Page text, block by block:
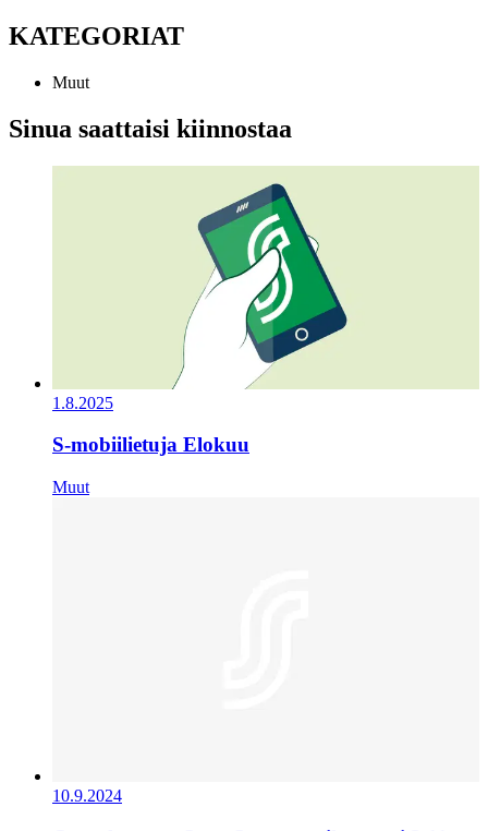
KATEGORIAT
Muut
Sinua saattaisi kiinnostaa
1.8.2025
S-mobiilietuja Elokuu
Muut
10.9.2024